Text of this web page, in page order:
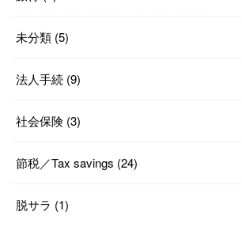
未分類 (5)
法人手続 (9)
社会保険 (3)
節税／Tax savings (24)
脱サラ (1)